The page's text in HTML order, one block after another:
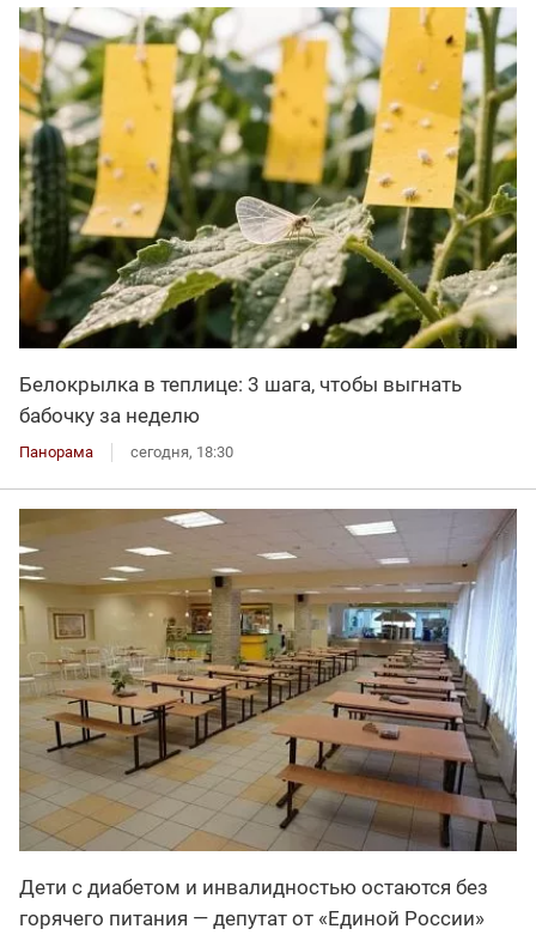
Белокрылка в теплице: 3 шага, чтобы выгнать
бабочку за неделю
Панорама сегодня, 18:30
Дети с диабетом и инвалидностью остаются без
горячего питания — депутат от «Единой России»